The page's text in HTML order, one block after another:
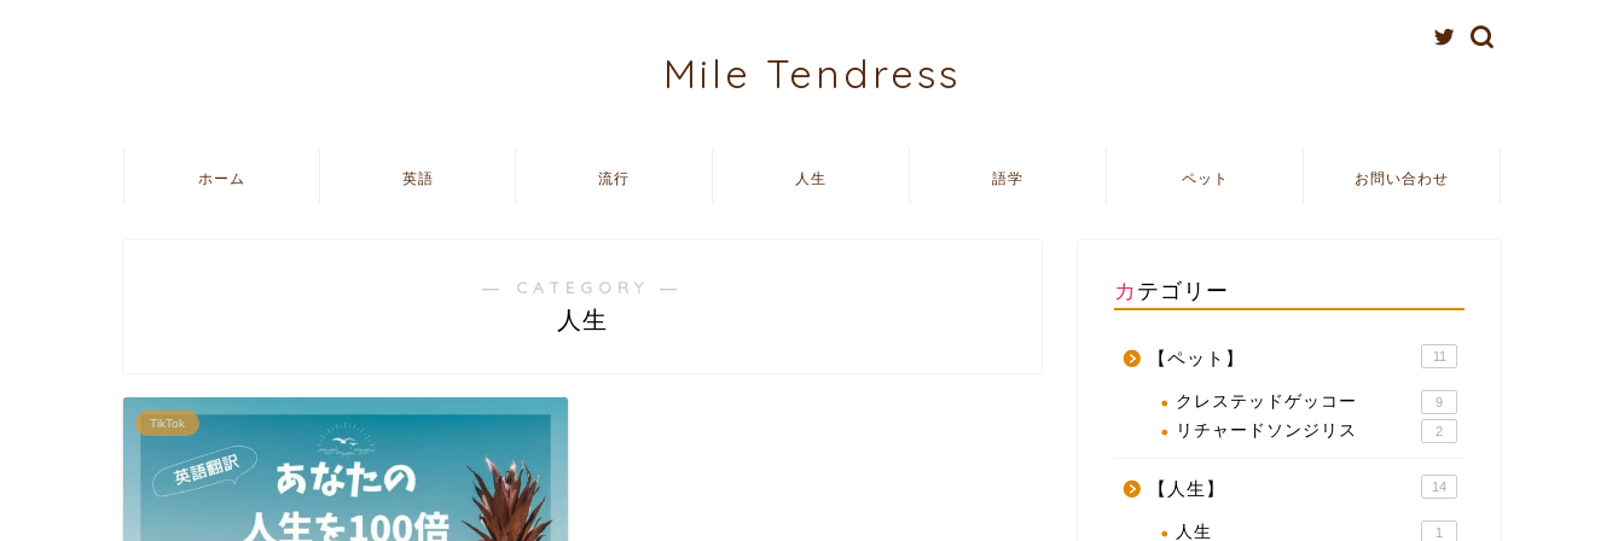
Mile Tendress
ホーム 英語 流行 人生 語学 ペット お問い合わせ
― CATEGORY ―
人生
TikTok
カテゴリー
【ペット】 11
クレステッドゲッコー 9
リチャードソンジリス 2
【人生】 14
人生 1